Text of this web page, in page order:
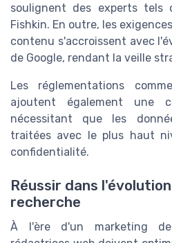
soulignent des experts tels
Fishkin. En outre, les
contenu s'accroissent avec
de Google, rendant la veille
Les réglementations
ajoutent également une
nécessitant que les
traitées avec le plus haut
confidentialité.
Réussir dans
recherche
À l'ère d'un marketing